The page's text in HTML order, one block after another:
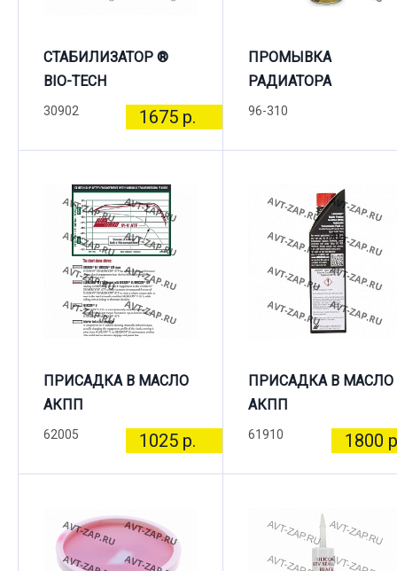
СТАБИЛИЗАТОР ®
BIO-TECH
30902 1675 р.
ПРОМЫВКА
РАДИАТОРА
96-310
ПРИСАДКА В МАСЛО
АКПП
62005 1025 р.
ПРИСАДКА В МАСЛО
АКПП
61910 1800